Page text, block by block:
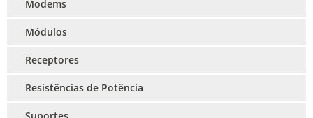
Modems
Módulos
Receptores
Resistências de Potência